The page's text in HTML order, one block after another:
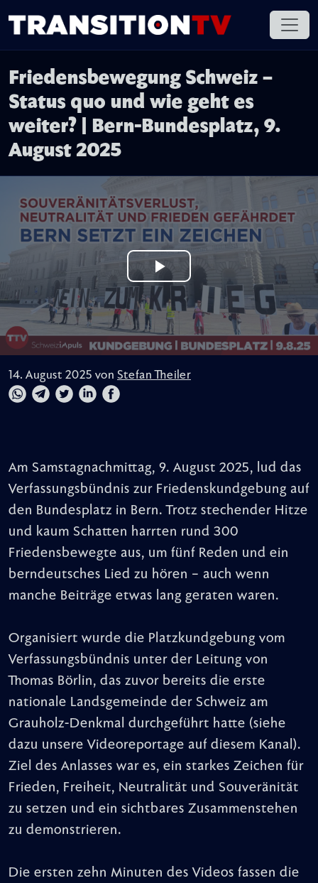
Friedensbewegung Schweiz –
Status quo und wie geht es
weiter? | Bern-Bundesplatz, 9.
August 2025
14. August 2025 von Stefan Theiler
Am Samstagnachmittag, 9. August 2025, lud das
Verfassungsbündnis zur Friedenskundgebung auf
den Bundesplatz in Bern. Trotz stechender Hitze
und kaum Schatten harrten rund 300
Friedensbewegte aus, um fünf Reden und ein
berndeutsches Lied zu hören – auch wenn
manche Beiträge etwas lang geraten waren.
Organisiert wurde die Platzkundgebung vom
Verfassungsbündnis unter der Leitung von
Thomas Börlin, das zuvor bereits die erste
nationale Landsgemeinde der Schweiz am
Grauholz-Denkmal durchgeführt hatte (siehe
dazu unsere Videoreportage auf diesem Kanal).
Ziel des Anlasses war es, ein starkes Zeichen für
Frieden, Freiheit, Neutralität und Souveränität
zu setzen und ein sichtbares Zusammenstehen
zu demonstrieren.
Die ersten zehn Minuten des Videos fassen die